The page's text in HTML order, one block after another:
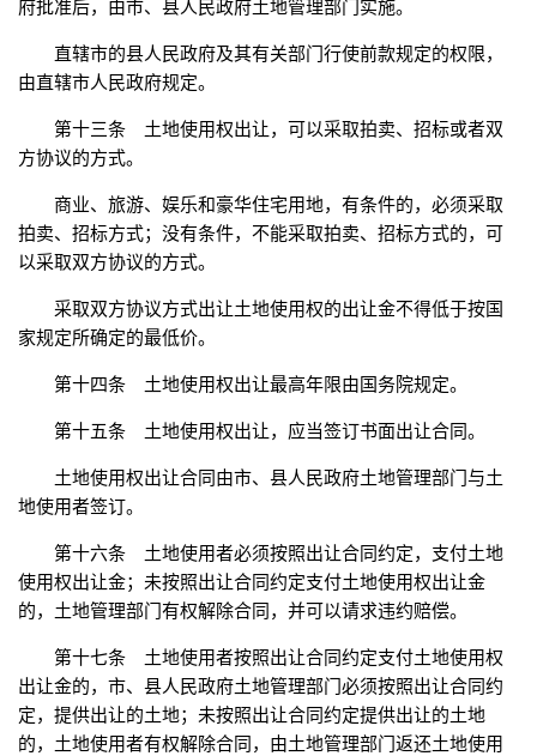
府批准后，由市、县人民政府土地管理部门实施。
直辖市的县人民政府及其有关部门行使前款规定的权限，
由直辖市人民政府规定。
第十三条 土地使用权出让，可以采取拍卖、招标或者双
方协议的方式。
商业、旅游、娱乐和豪华住宅用地，有条件的，必须采取
拍卖、招标方式；没有条件，不能采取拍卖、招标方式的，可
以采取双方协议的方式。
采取双方协议方式出让土地使用权的出让金不得低于按国
家规定所确定的最低价。
第十四条 土地使用权出让最高年限由国务院规定。
第十五条 土地使用权出让，应当签订书面出让合同。
土地使用权出让合同由市、县人民政府土地管理部门与土
地使用者签订。
第十六条 土地使用者必须按照出让合同约定，支付土地
使用权出让金；未按照出让合同约定支付土地使用权出让金
的，土地管理部门有权解除合同，并可以请求违约赔偿。
第十七条 土地使用者按照出让合同约定支付土地使用权
出让金的，市、县人民政府土地管理部门必须按照出让合同约
定，提供出让的土地；未按照出让合同约定提供出让的土地
的，土地使用者有权解除合同，由土地管理部门返还土地使用